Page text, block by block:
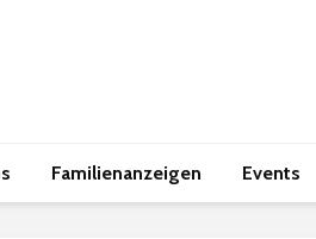
Familienanzeigen Events